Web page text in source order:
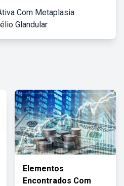
Com Metaplasia
Glandular
Elementos
Encontrados Com